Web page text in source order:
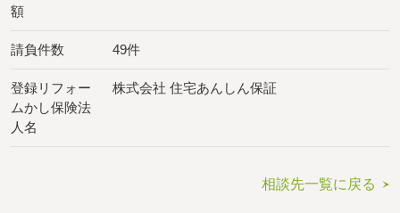
額
請負件数 49件
登録リフォー
ムかし保険法
人名
株式会社 住宅あんしん保証
相談先一覧に戻る